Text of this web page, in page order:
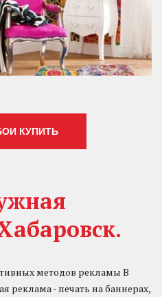
КУПИТЬ
методов рекламы В
реклама - печать на баннерах,